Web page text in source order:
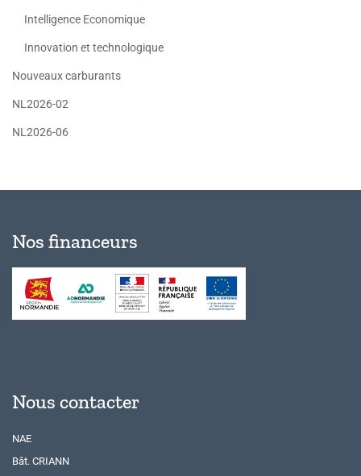
Intelligence Economique
Innovation et technologique
Nouveaux carburants
NL2026-02
NL2026-06
Nos financeurs
Nous contacter
NAE
Bât. CRIANN